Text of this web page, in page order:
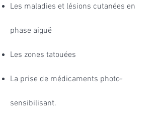
Les maladies et lésions cutanées en
phase aiguë
Les zones tatouées
La prise de médicaments photo-
sensibilisant.